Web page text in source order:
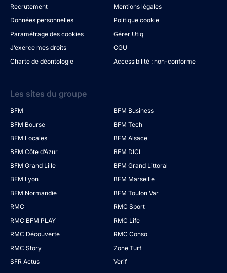
Recrutement
Mentions légales
Données personnelles
Politique cookie
Paramétrage des cookies
Gérer Utiq
J’exerce mes droits
CGU
Charte de déontologie
Accessibilité : non-conforme
Les sites du groupe
BFM
BFM Business
BFM Bourse
BFM Tech
BFM Locales
BFM Alsace
BFM Côte d’Azur
BFM DICI
BFM Grand Lille
BFM Grand Littoral
BFM Lyon
BFM Marseille
BFM Normandie
BFM Toulon Var
RMC
RMC Sport
RMC BFM PLAY
RMC Life
RMC Découverte
RMC Conso
RMC Story
Zone Turf
SFR Actus
Verif